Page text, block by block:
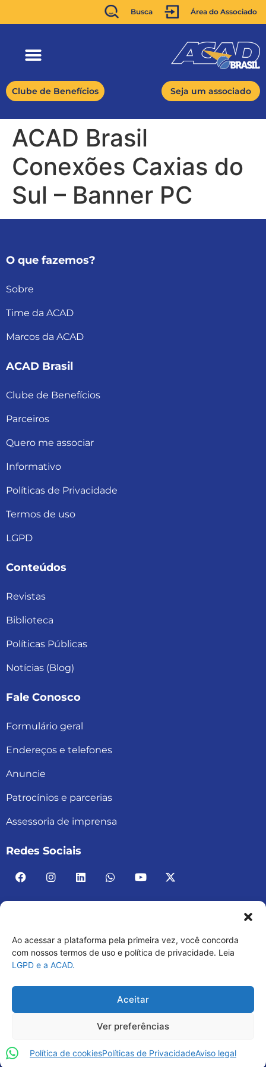
Ao acessar a plataforma pela primeira vez, você concorda
com nossos termos de uso e política de privacidade. Leia
LGPD e a ACAD.
Aceitar
Ver preferências
Política de cookiesPolíticas de PrivacidadeAviso legal
Busca Área do Associado
Clube de Benefícios Seja um associado
ACAD Brasil
Conexões Caxias do
Sul – Banner PC
O que fazemos?
Sobre
Time da ACAD
Marcos da ACAD
ACAD Brasil
Clube de Benefícios
Parceiros
Quero me associar
Informativo
Políticas de Privacidade
Termos de uso
LGPD
Conteúdos
Revistas
Biblioteca
Políticas Públicas
Notícias (Blog)
Fale Conosco
Formulário geral
Endereços e telefones
Anuncie
Patrocínios e parcerias
Assessoria de imprensa
Redes Sociais
ACAD BRASIL – ASSOCIAÇÃO BRASILEIRA DE